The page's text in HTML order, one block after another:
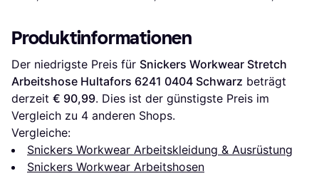
Produktinformationen
Der niedrigste Preis für Snickers Workwear Stretch
Arbeitshose Hultafors 6241 0404 Schwarz beträgt
derzeit € 90,99. Dies ist der günstigste Preis im
Vergleich zu 4 anderen Shops.
Vergleiche:
Snickers Workwear Arbeitskleidung & Ausrüstung
Snickers Workwear Arbeitshosen